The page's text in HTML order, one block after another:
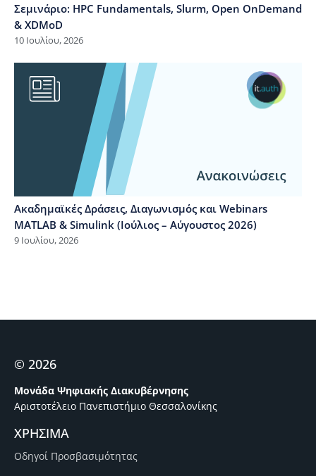
Σεμινάριο: HPC Fundamentals, Slurm, Open OnDemand
& XDMoD
10 Ιουλίου, 2026
Ακαδημαϊκές Δράσεις, Διαγωνισμός και Webinars
MATLAB & Simulink (Ιούλιος – Αύγουστος 2026)
9 Ιουλίου, 2026
© 2026
Μονάδα Ψηφιακής Διακυβέρνησης
Αριστοτέλειο Πανεπιστήμιο Θεσσαλονίκης
ΧΡΗΣΙΜΑ
Οδηγοί Προσβασιμότητας